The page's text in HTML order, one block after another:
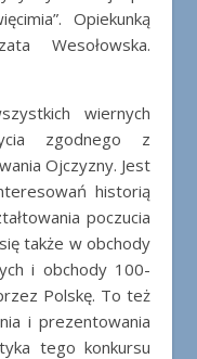
Opiekunką
Wesołowska.
wiernych
zgodnego z
Ojczyzny. Jest
historią
poczucia
także w obchody
i obchody 100-
Polskę. To też
i prezentowania
tego konkursu